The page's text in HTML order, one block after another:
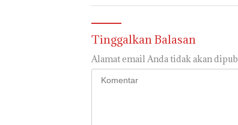
Tinggalkan Balasan
Alamat email Anda tidak akan